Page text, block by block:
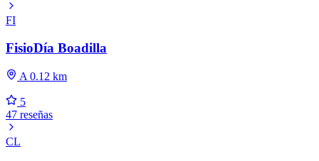
FI
FisioDía Boadilla
A 0.12 km
5
47 reseñas
CL